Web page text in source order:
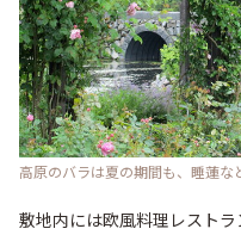
高原のバラは夏の期間も、睡蓮
敷地内には欧風料理レスト